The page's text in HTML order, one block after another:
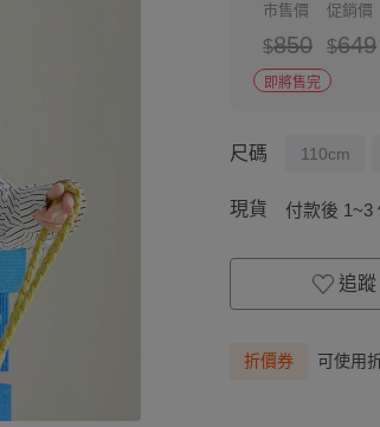
市售價
$850
促銷價
$649
即將售完
尺碼 110cm
現貨 付款後 1~3
追蹤
折價券 可使用